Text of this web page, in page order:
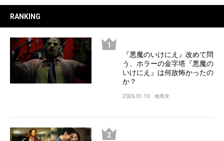
RANKING
『悪魔のいけにえ』改めて問
う、ホラーの金字塔『悪魔の
いけにえ』は何故怖かったの
か？
2026.01.10 相馬学